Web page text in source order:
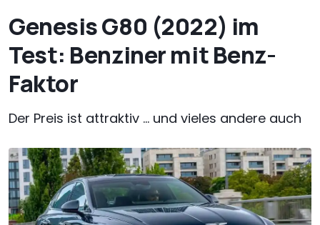
Genesis G80 (2022) im
Test: Benziner mit Benz-
Faktor
Der Preis ist attraktiv ... und vieles andere auch